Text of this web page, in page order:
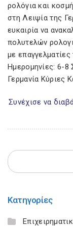
ρολόγια και
στη Λειψία της
ευκαιρία να
πολυτελών
με
Ημερομηνίες: 6-8
Γερμανία Κύριες
Συνέχισε να
Κατηγορίες